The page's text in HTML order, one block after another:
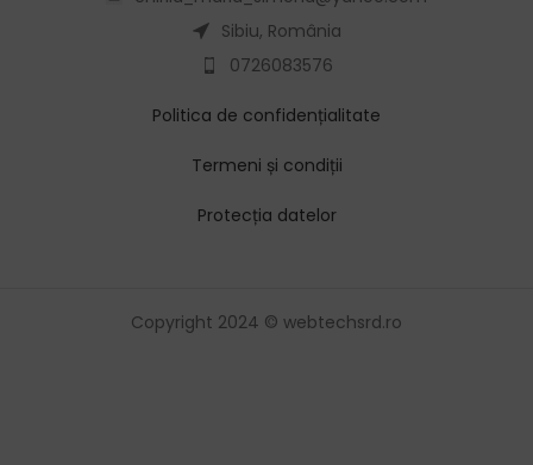
Sibiu, România
0726083576
Politica de confidențialitate
Termeni și condiții
Protecția datelor
Copyright 2024 © webtechsrd.ro